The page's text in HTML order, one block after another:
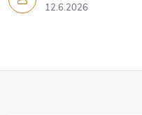
12.6.2026